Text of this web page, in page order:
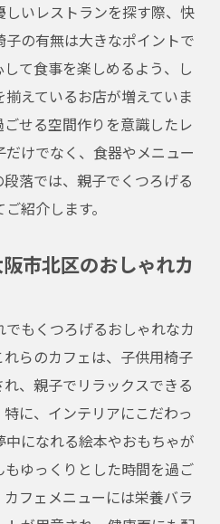
だわる大阪市北区のおす
事を楽しむ大阪市北区の
ラン
ける栄養たっぷりのファ
た大阪市北区のレストラ
事できる栄養バランスの
事を豊かにする栄養重視
いレストランを探す際、快
の有無は大きなポイントで
て食事を楽しめるよう、し
えているお店が増えていま
せる空間作りを意識したレ
けでなく、食器やメニュー
落では、親子でくつろげる
紹介します。
市北区のおしゃれカ
もくつろげるおしゃれなカ
らのカフェは、子供用椅子
、親子でリラックスできる
に、インテリアにこだわっ
になれる絵本やおもちゃが
ゆっくりとした時間を過ご
フェメニューには栄養バラ